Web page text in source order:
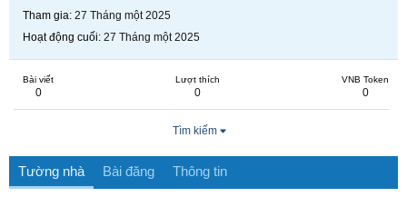
Tham gia 27 Tháng một 2025
Hoạt động cuối 27 Tháng một 2025
Bài viết
0
Lượt thích
0
VNB Token
0
Tìm kiếm
Tường nhà Bài đăng Thông tin